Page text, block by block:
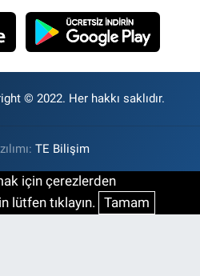
© 2022. Her hakkı saklıdır.
TE Bilişim
için çerezlerden
lütfen tıklayın. Tamam